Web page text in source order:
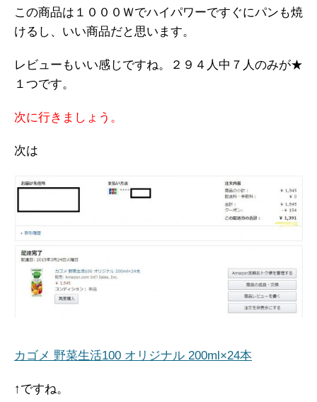
この商品は１０００Ｗでハイパワーですぐにパンも焼
けるし、いい商品だと思います。
レビューもいい感じですね。２９４人中７人のみが★
１つです。
次に行きましょう。
次は
カゴメ 野菜生活100 オリジナル 200ml×24本
↑ですね。